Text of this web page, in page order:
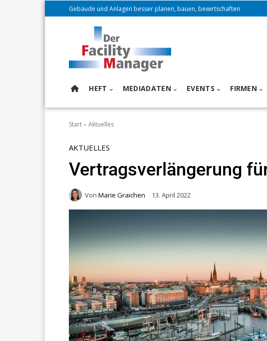
Gebäude und Anlagen besser planen, bauen, bewirtschaften
HEFT MEDIADATEN EVENTS FIRMEN
Start Aktuelles
AKTUELLES
Vertragsverlängerung
Von Marie Graichen 13. April 2022